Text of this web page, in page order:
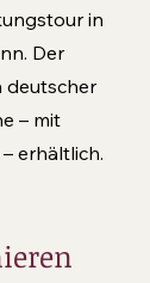
in
Der
deutscher
– mit
erhältlich.